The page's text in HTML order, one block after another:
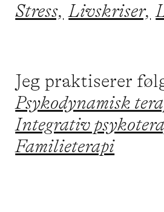
Stress, Livskriser,
Jeg praktiserer
Psykodynamisk
Integrativ
Familieterapi